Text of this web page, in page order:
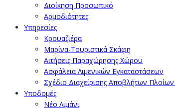
Διοίκηση Προσωπικό
Αρμοδιότητες
Υπηρεσίες
Κρουαζιέρα
Μαρίνα-Τουριστικά Σκάφη
Αιτήσεις Παραχώρησης Χώρου
Ασφάλεια Λιμενικών Εγκαταστάσεων
Σχέδιο Διαχείρισης Αποβλήτων
Υποδομές
Νέο Λιμάνι